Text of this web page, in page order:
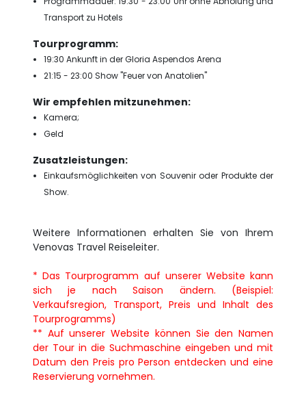
Transport zu Hotels
Tourprogramm:
19:30 Ankunft in der Gloria Aspendos Arena
21:15 - 23:00 Show "Feuer von Anatolien"
Wir empfehlen mitzunehmen:
Kamera;
Geld
Zusatzleistungen:
Einkaufsmöglichkeiten von Souvenir oder Produkte der
Show.
Weitere Informationen erhalten Sie von Ihrem
Venovas Travel Reiseleiter.
* Das Tourprogramm auf unserer Website kann
sich je nach Saison ändern. (Beispiel:
Verkaufsregion, Transport, Preis und Inhalt des
Tourprogramms)
** Auf unserer Website können Sie den Namen
der Tour in die Suchmaschine eingeben und mit
Datum den Preis pro Person entdecken und eine
Reservierung vornehmen.